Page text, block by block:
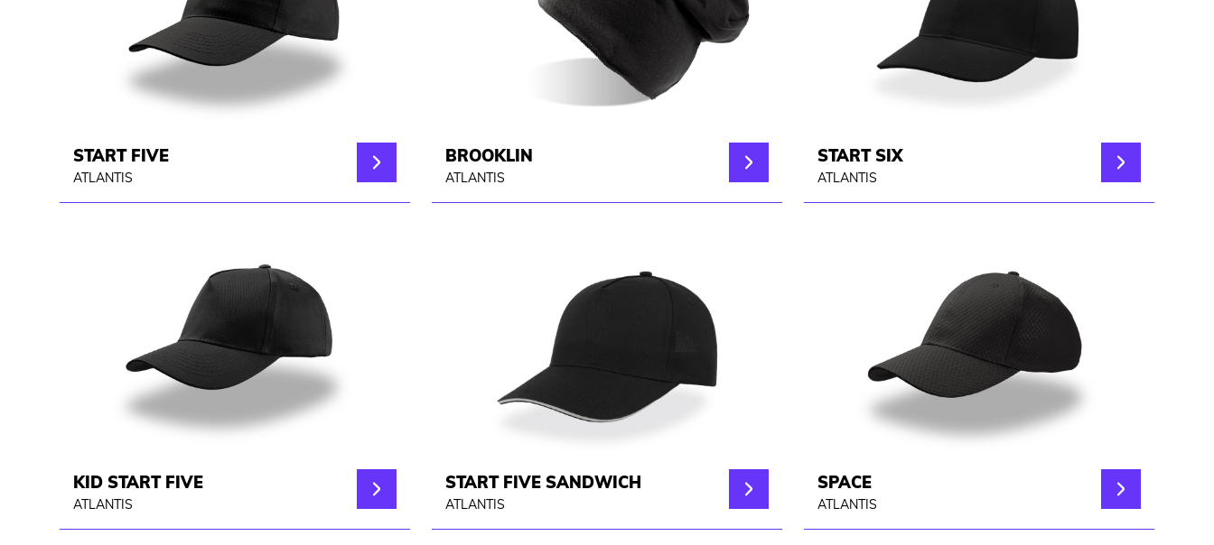
START FIVE
ATLANTIS
BROOKLIN
ATLANTIS
START SIX
ATLANTIS
KID START FIVE
ATLANTIS
START FIVE SANDWICH
ATLANTIS
SPACE
ATLANTIS